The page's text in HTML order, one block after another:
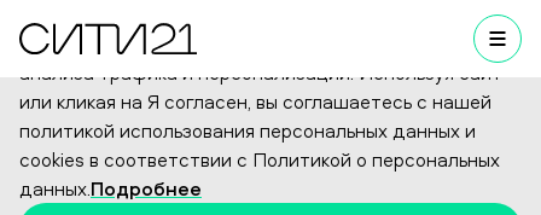
Мы используем cookies для улучшения работы сайта,
анализа трафика и персонализации. Используя сайт
или кликая на Я согласен, вы соглашаетесь с нашей
политикой использования персональных данных и
cookies в соответствии с Политикой о персональных
данных.Подробнее